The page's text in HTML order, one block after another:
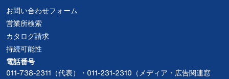
お問い合わせフォーム
営業所検索
カタログ請求
持続可能性
電話番号
011-738-2311（代表）・011-231-2310（メディア・広告関連窓